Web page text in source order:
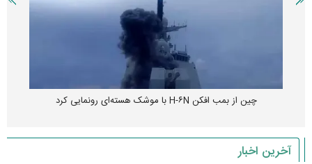
چین از بمب افکن H-۶N با موشک هسته‌ای رونمایی کرد
آخرین اخبار